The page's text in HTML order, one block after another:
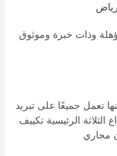
وذات خبرة وموثوق
تعمل جميعًا على تبريد
الرئيسية تكييف
مجاري